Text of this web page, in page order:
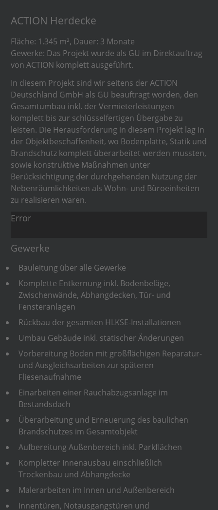
ACTION Herdecke
Fläche: 1.345 m², Dauer: 3 Monate
Gewerke: Das Projekt wurde als GU im Direktauftrag
von ACTION komplett ausgeführt.
In diesem Projekt sind wir seitens der ACTION
Deutschland GmbH als GU beauftragt worden, den
Gesamtumbau inkl. der Vermieterleistungen
komplett bis zur schlüsselfertigen Übergabe zu
leisten. Die Herausforderung in diesem Projekt lag in
der Objektbeschaffenheit, wo Bodenplatte, Statik und
Brandschutz komplett überarbeitet werden mussten,
sowie konstruktive Maßnahmen unter
Berücksichtigung der durchgehenden Nutzung der
Nebenräumlichkeiten als Wohn- und Büroeinheiten
zu realisieren waren.
Error
Gewerke
Bauleitung über alle Gewerke
Komplette Entkernung inkl. Bodenbeläge,
Zwischenwände, Abhangdecken, Tür- und
Fensteranlagen
Rückbau der gesamten HLKSE-Installationen
Umbau Gebäude inkl. statischer Änderungen
Vorbereitung Boden mit großflächigen Reparatur-
und Ausgleichsarbeiten zur späteren
Fliesenaufnahme
Einarbeiten einer Rauchabzugsanlage im
Bestandsdach
Überarbeitung und Erneuerung des baulichen
Brandschutzes im Gesamtobjekt
Aufbereitung Außenbereich inkl. Parkflächen
Kompletter Innenausbau einschließlich
Trockenbau und Abhangdecke
Malerarbeiten im Innen und Außenbereich
Innentüren, Notausgangstüren und